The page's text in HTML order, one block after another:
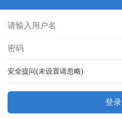
安全提问(未设置请忽略)
登录